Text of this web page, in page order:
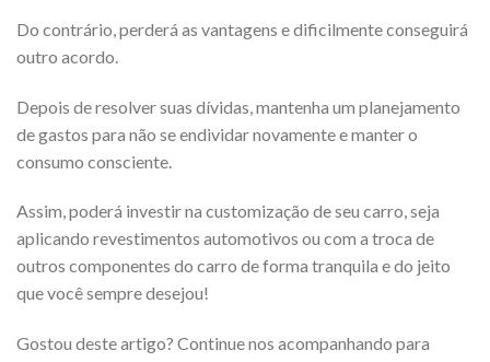
Do contrário, perderá as vantagens e dificilmente conseguirá
outro acordo.
Depois de resolver suas dívidas, mantenha um planejamento
de gastos para não se endividar novamente e manter o
consumo consciente.
Assim, poderá investir na customização de seu carro, seja
aplicando revestimentos automotivos ou com a troca de
outros componentes do carro de forma tranquila e do jeito
que você sempre desejou!
Gostou deste artigo? Continue nos acompanhando para